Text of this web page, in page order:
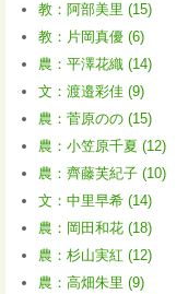
教：阿部美里 (15)
教：片岡真優 (6)
農：平澤花織 (14)
文：渡邉彩佳 (9)
農：菅原のの (15)
農：小笠原千夏 (12)
農：齊藤芙紀子 (10)
文：中里早希 (14)
農：岡田和花 (18)
農：杉山実紅 (12)
農：高畑朱里 (9)